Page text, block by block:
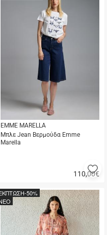
EMME MARELLA
Μπλε Jean Βερμούδα Emme
Marella
110,00€
αγορά -50%